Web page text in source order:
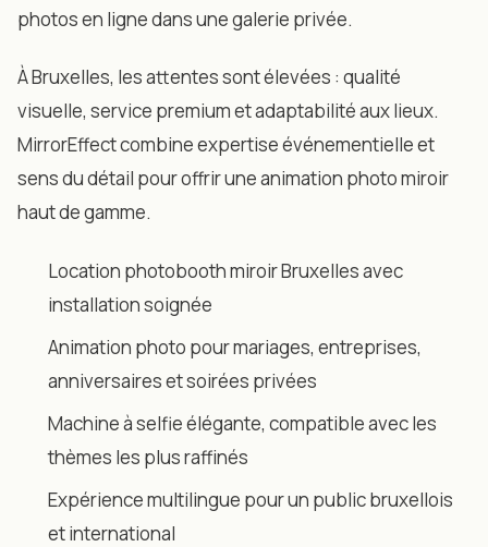
photos en ligne dans une galerie privée.
À Bruxelles, les attentes sont élevées : qualité
visuelle, service premium et adaptabilité aux lieux.
MirrorEffect combine expertise événementielle et
sens du détail pour offrir une animation photo miroir
haut de gamme.
Location photobooth miroir Bruxelles avec
installation soignée
Animation photo pour mariages, entreprises,
anniversaires et soirées privées
Machine à selfie élégante, compatible avec les
thèmes les plus raffinés
Expérience multilingue pour un public bruxellois
et international